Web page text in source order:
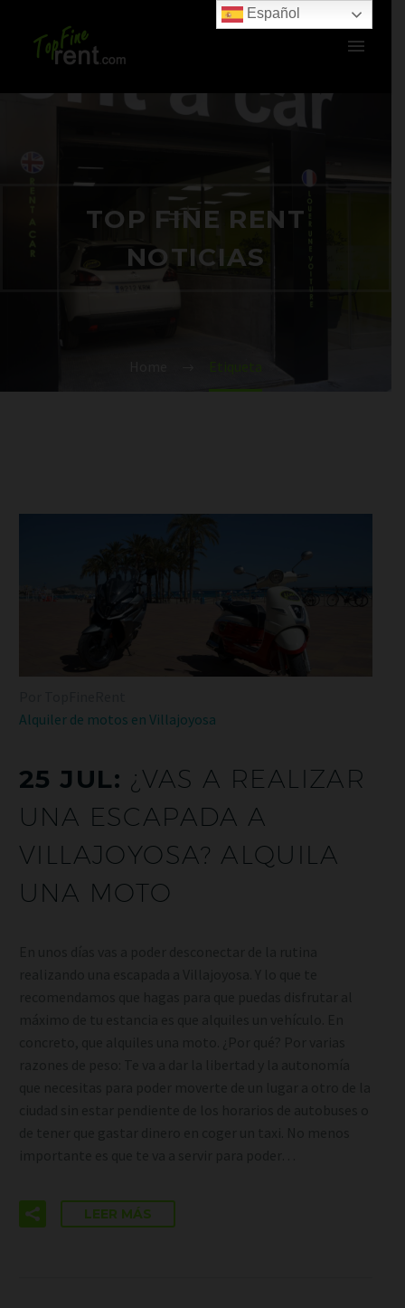
TOP FINE RENT
NOTICIAS
Alquiler de motos en Villajoyosa
25 JUL: ¿VAS A REALIZAR
UNA ESCAPADA A
VILLAJOYOSA? ALQUILA
UNA MOTO
LEER MÁS
Español